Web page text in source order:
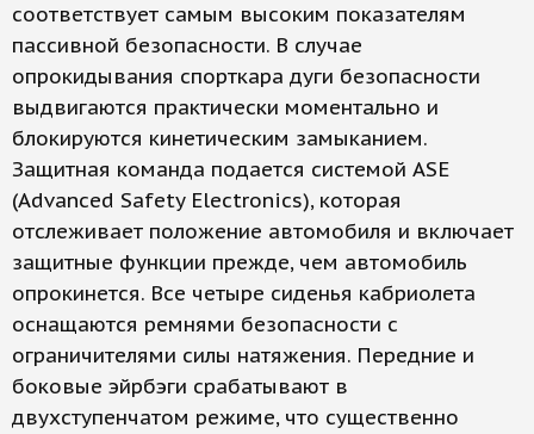
соответствует самым высоким показателям
пассивной безопасности. В случае
опрокидывания спорткара дуги безопасности
выдвигаются практически моментально и
блокируются кинетическим замыканием.
Защитная команда подается системой ASE
(Advanced Safety Electronics), которая
отслеживает положение автомобиля и включает
защитные функции прежде, чем автомобиль
опрокинется. Все четыре сиденья кабриолета
оснащаются ремнями безопасности с
ограничителями силы натяжения. Передние и
боковые эйрбэги срабатывают в
двухступенчатом режиме, что существенно